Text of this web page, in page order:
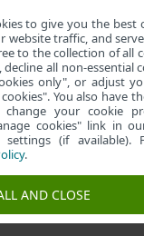
to give you the best
website traffic, and
to the collection of all
all non-essential
only", or adjust
You also have
your cookie
cookies" link in
(if available).
.
AND CLOSE